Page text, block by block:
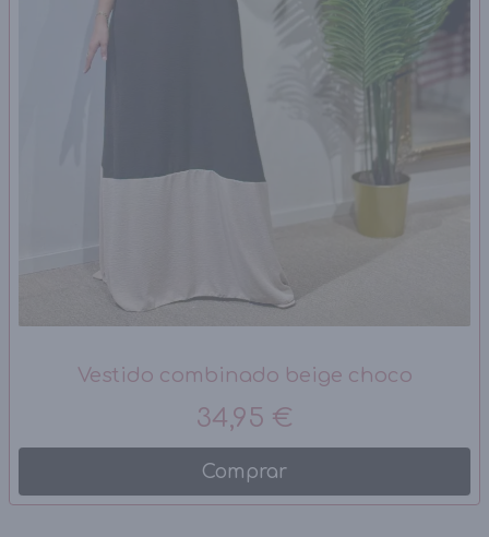
Vestido combinado beige choco
34,95 €
Comprar